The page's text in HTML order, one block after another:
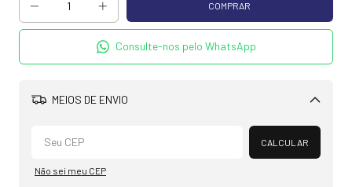
Consulte-nos pelo WhatsApp
MEIOS DE ENVIO
Alterar CEP
CALCULAR
Não sei meu CEP